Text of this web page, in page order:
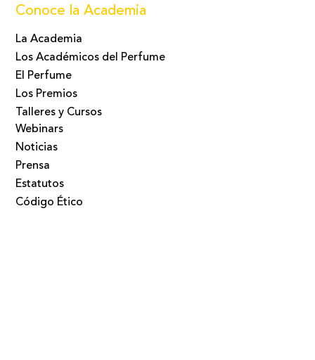
Conoce la Academia
La Academia
Los Académicos del Perfume
El Perfume
Los Premios
Talleres y Cursos
Webinars
Noticias
Prensa
Estatutos
Código Ético